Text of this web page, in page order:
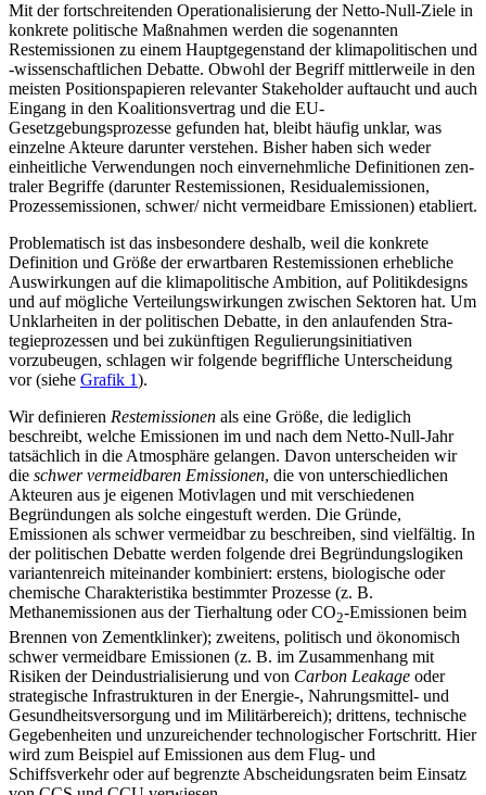
Mit der fortschreitenden Operationalisierung der Netto-Null-Ziele in
konkrete poli­tische Maßnahmen werden die sogenannten
Restemissionen zu einem Hauptgegenstand der klimapolitischen und
‑wissen­schaftlichen Debatte. Obwohl der Begriff mittlerweile in den
meisten Positionspapieren relevanter Stakeholder auftaucht und auch
Eingang in den Koalitionsvertrag und die EU-
Gesetzgebungsprozesse gefunden hat, bleibt häufig unklar, was
einzelne Akteure darunter verstehen. Bisher haben sich weder
einheitliche Verwendungen noch ein­vernehm­liche Definitionen zen­
traler Be­griffe (darunter Restemissionen, Residual­emissionen,
Prozessemissionen, schwer/ nicht vermeidbare Emissionen) etabliert.
Problematisch ist das insbesondere des­halb, weil die konkrete
Definition und Größe der erwartbaren Restemissionen er­hebliche
Auswirkungen auf die klimapoli­tische Ambition, auf Politikdesigns
und auf mögliche Verteilungswirkungen zwischen Sektoren hat. Um
Unklarheiten in der poli­tischen Debatte, in den anlaufenden Stra­
tegieprozessen und bei zukünftigen Regu­lierungsinitiativen
vorzubeugen, schlagen wir folgende begriffliche Unterscheidung
vor (siehe Grafik 1).
Wir definieren Restemissionen als eine Größe, die lediglich
beschreibt, welche Emissionen im und nach dem Netto-Null-Jahr
tatsächlich in die Atmosphäre gelan­gen. Davon unterscheiden wir
die schwer vermeidbaren Emissionen, die von unterschiedlichen
Akteuren aus je eigenen Motivlagen und mit verschiedenen
Begründungen als solche eingestuft werden. Die Gründe,
Emissionen als schwer vermeidbar zu be­schreiben, sind vielfältig. In
der politischen Debatte werden folgende drei Begründungslogiken
variantenreich miteinander kom­biniert: erstens, biologische oder
chemische Charakteristika bestimmter Prozesse (z. B.
Methanemissionen aus der Tierhaltung oder CO2-Emissionen beim
Brennen von Zementklinker); zweitens, politisch und ökonomisch
schwer vermeidbare Emissionen (z. B. im Zusammenhang mit
Risiken der Deindustrialisierung und von Carbon Leakage oder
strategische Infrastrukturen in der Energie-, Nahrungsmittel- und
Gesundheitsversorgung und im Militärbereich); drittens, technische
Gegebenheiten und unzureichender technologischer Fortschritt. Hier
wird zum Beispiel auf Emissionen aus dem Flug- und
Schiffsverkehr oder auf be­grenzte Abscheidungsraten beim Einsatz